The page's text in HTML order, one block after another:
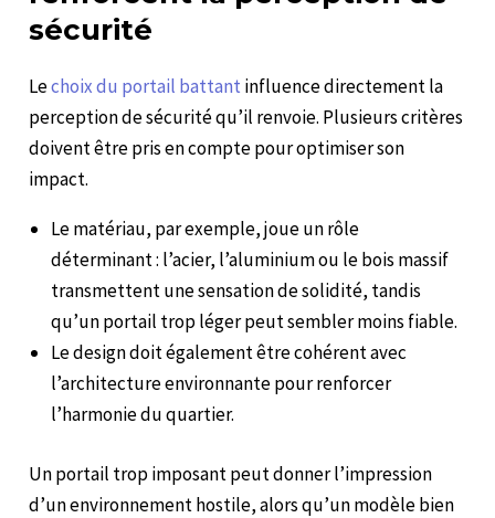
sécurité
Lechoix du portail battant influence directement la
perception de sécurité qu’il renvoie. Plusieurs critères
doivent être pris en compte pour optimiser son
impact.
Le matériau, par exemple, joue un rôle
déterminant : l’acier, l’aluminium ou le bois massif
transmettent une sensation de solidité, tandis
qu’un portail trop léger peut sembler moins fiable.
Le design doit également être cohérent avec
l’architecture environnante pour renforcer
l’harmonie du quartier.
Un portail trop imposant peut donner l’impression
d’un environnement hostile, alors qu’un modèle bien